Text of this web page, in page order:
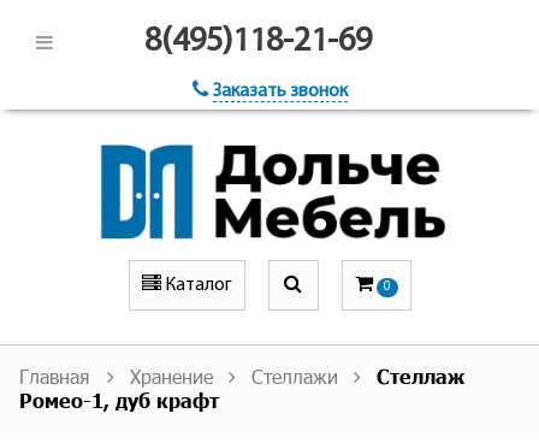
8(495)118-21-69
Заказать звонок
Каталог 0
Главная Хранение Стеллажи
Стеллаж
Ромео-1, дуб крафт